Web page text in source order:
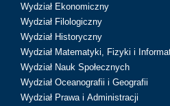
Wydział Ekonomiczny
Wydział Filologiczny
Wydział Historyczny
Wydział Matematyki, Fizyki i
Wydział Nauk Społecznych
Wydział Oceanografii i Geografii
Wydział Prawa i Administracji